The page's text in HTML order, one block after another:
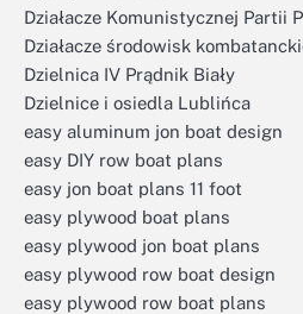
Działacze Komunistycznej Partii
Działacze środowisk
Dzielnica IV Prądnik Biały
Dzielnice i osiedla Lublińca
easy aluminum jon boat design
easy DIY row boat plans
easy jon boat plans 11 foot
easy plywood boat plans
easy plywood jon boat plans
easy plywood row boat design
easy plywood row boat plans